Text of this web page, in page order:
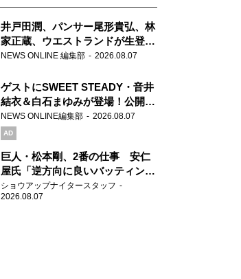
井戸田潤、パンサー尾形貴弘、林
家正蔵、ウエストランドが生登
場！『ラジオビバリー昼ズ』
NEWS ONLINE 編集部 2026.08.07
ゲストにSWEET STEADY・音井
結衣＆白石まゆみが登場！公開収
録で素顔全開！
NEWS ONLINE編集部 2026.08.07
巨人・松本剛、2番の仕事 安仁
屋氏「逆方向に良いバッティン
グ」
ショウアップナイタースタッフ
2026.08.07